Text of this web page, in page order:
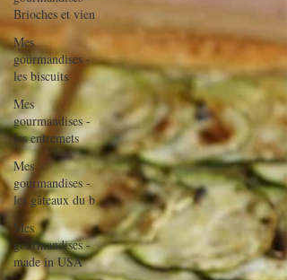
Brioches et vien
Mes
gourmandises -
les biscuits
Mes
gourmandises -
les entremets
Mes
gourmandises -
les gâteaux du b
Mes
gourmandises -
made in USA